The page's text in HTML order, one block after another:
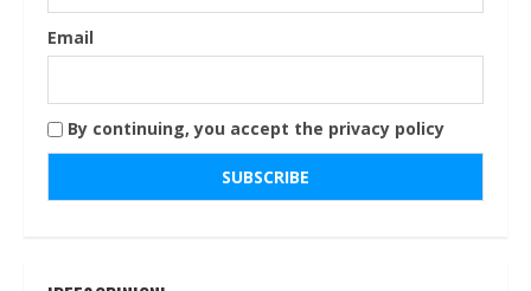
Email
By continuing, you accept the privacy policy